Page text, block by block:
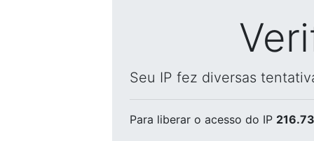
Seu IP fez diversas
Para liberar o acesso do IP